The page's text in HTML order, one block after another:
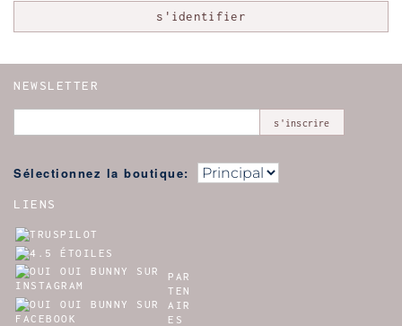
s'identifier
NEWSLETTER
s'inscrire
Sélectionnez la boutique:
LIENS
PAR
TEN
AIR
ES